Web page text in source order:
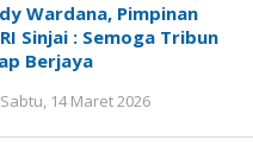
Wardana, Pimpinan
Sinjai : Semoga Tribun
Berjaya
Sabtu, 14 Maret 2026